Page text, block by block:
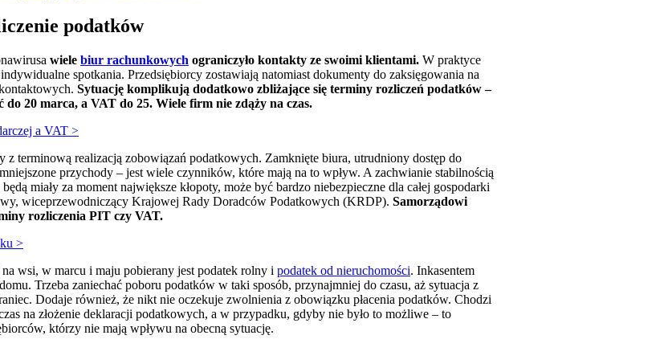
podatków
wiele biur rachunkowych ograniczyło kontakty ze swoimi klientami. W praktyce
spotkania. Przedsiębiorcy zostawiają natomiast dokumenty do zaksięgowania na
Sytuację komplikują dodatkowo zbliżające się terminy rozliczeń podatków –
20 marca, a VAT do 25. Wiele firm nie zdąży na czas.
a VAT >
z terminową realizacją zobowiązań podatkowych. Zamknięte biura, utrudniony dostęp do
przychody – jest wiele czynników, które mają na to wpływ. A zachwianie stabilnością
miały za moment największe kłopoty, może być bardzo niebezpieczne dla całej gospodarki
wiceprzewodniczący Krajowej Rady Doradców Podatkowych (KRDP). Samorządowi
rozliczenia PIT czy VAT.
>
wsi, w marcu i maju pobierany jest podatek rolny i podatek od nieruchomości. Inkasentem
Trzeba zaniechać poboru podatków w taki sposób, przynajmniej do czasu, aż sytuacja z
Dodaje również, że nikt nie oczekuje zwolnienia z obowiązku płacenia podatków. Chodzi
na złożenie deklaracji podatkowych, a w przypadku, gdyby nie było to możliwe – to
którzy nie mają wpływu na obecną sytuację.